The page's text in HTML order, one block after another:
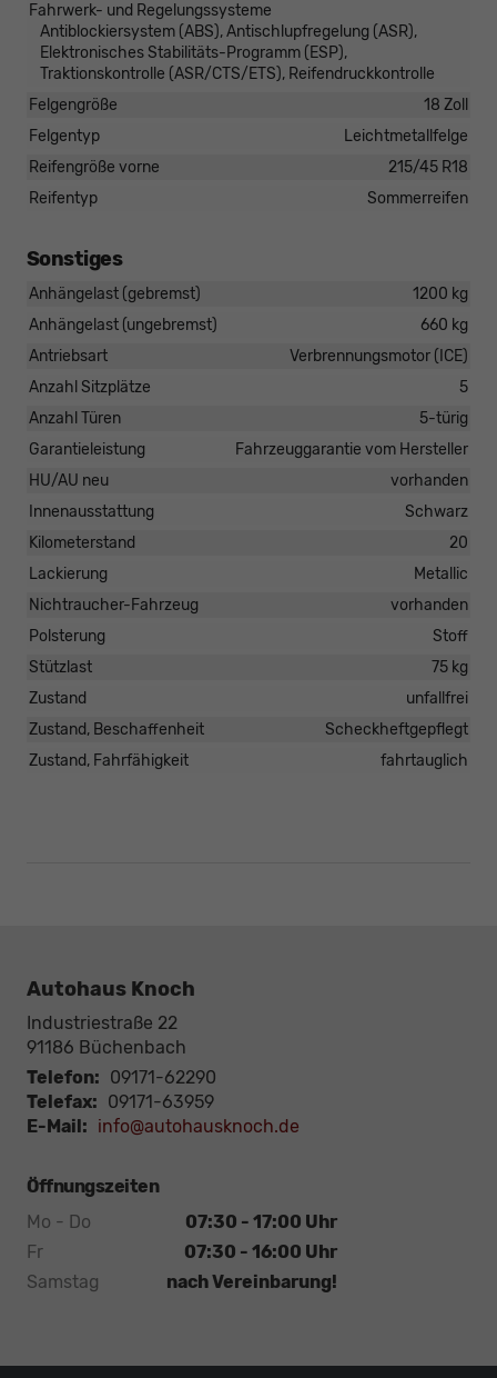
Fahrwerk- und Regelungssysteme
Antiblockiersystem (ABS), Antischlupfregelung (ASR),
Elektronisches Stabilitäts-Programm (ESP),
Traktionskontrolle (ASR/CTS/ETS), Reifendruckkontrolle
Felgengröße
18 Zoll
Felgentyp
Leichtmetallfelge
Reifengröße vorne
215/45 R18
Reifentyp
Sommerreifen
Sonstiges
Anhängelast (gebremst)
1200 kg
Anhängelast (ungebremst)
660 kg
Antriebsart
Verbrennungsmotor (ICE)
Anzahl Sitzplätze
5
Anzahl Türen
5-türig
Garantieleistung
Fahrzeuggarantie vom Hersteller
HU/AU neu
vorhanden
Innenausstattung
Schwarz
Kilometerstand
20
Lackierung
Metallic
Nichtraucher-Fahrzeug
vorhanden
Polsterung
Stoff
Stützlast
75 kg
Zustand
unfallfrei
Zustand, Beschaffenheit
Scheckheftgepflegt
Zustand, Fahrfähigkeit
fahrtauglich
Autohaus Knoch
Industriestraße 22
91186 Büchenbach
Telefon: 09171-62290
Telefax: 09171-63959
E-Mail: info@autohausknoch.de
Öffnungszeiten
Mo - Do
07:30 - 17:00 Uhr
Fr
07:30 - 16:00 Uhr
Samstag
nach Vereinbarung!